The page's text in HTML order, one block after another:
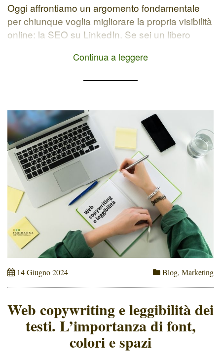
Oggi affrontiamo un argomento fondamentale
per chiunque voglia migliorare la propria visibilità
online: la SEO su LinkedIn. Se sei un libero
trovi a navigare tra Instagram e altre piattaforme
Continua a leggere
14 Giugno 2024 Blog, Marketing
Web copywriting e leggibilità dei
testi. L’importanza di font,
colori e spazi